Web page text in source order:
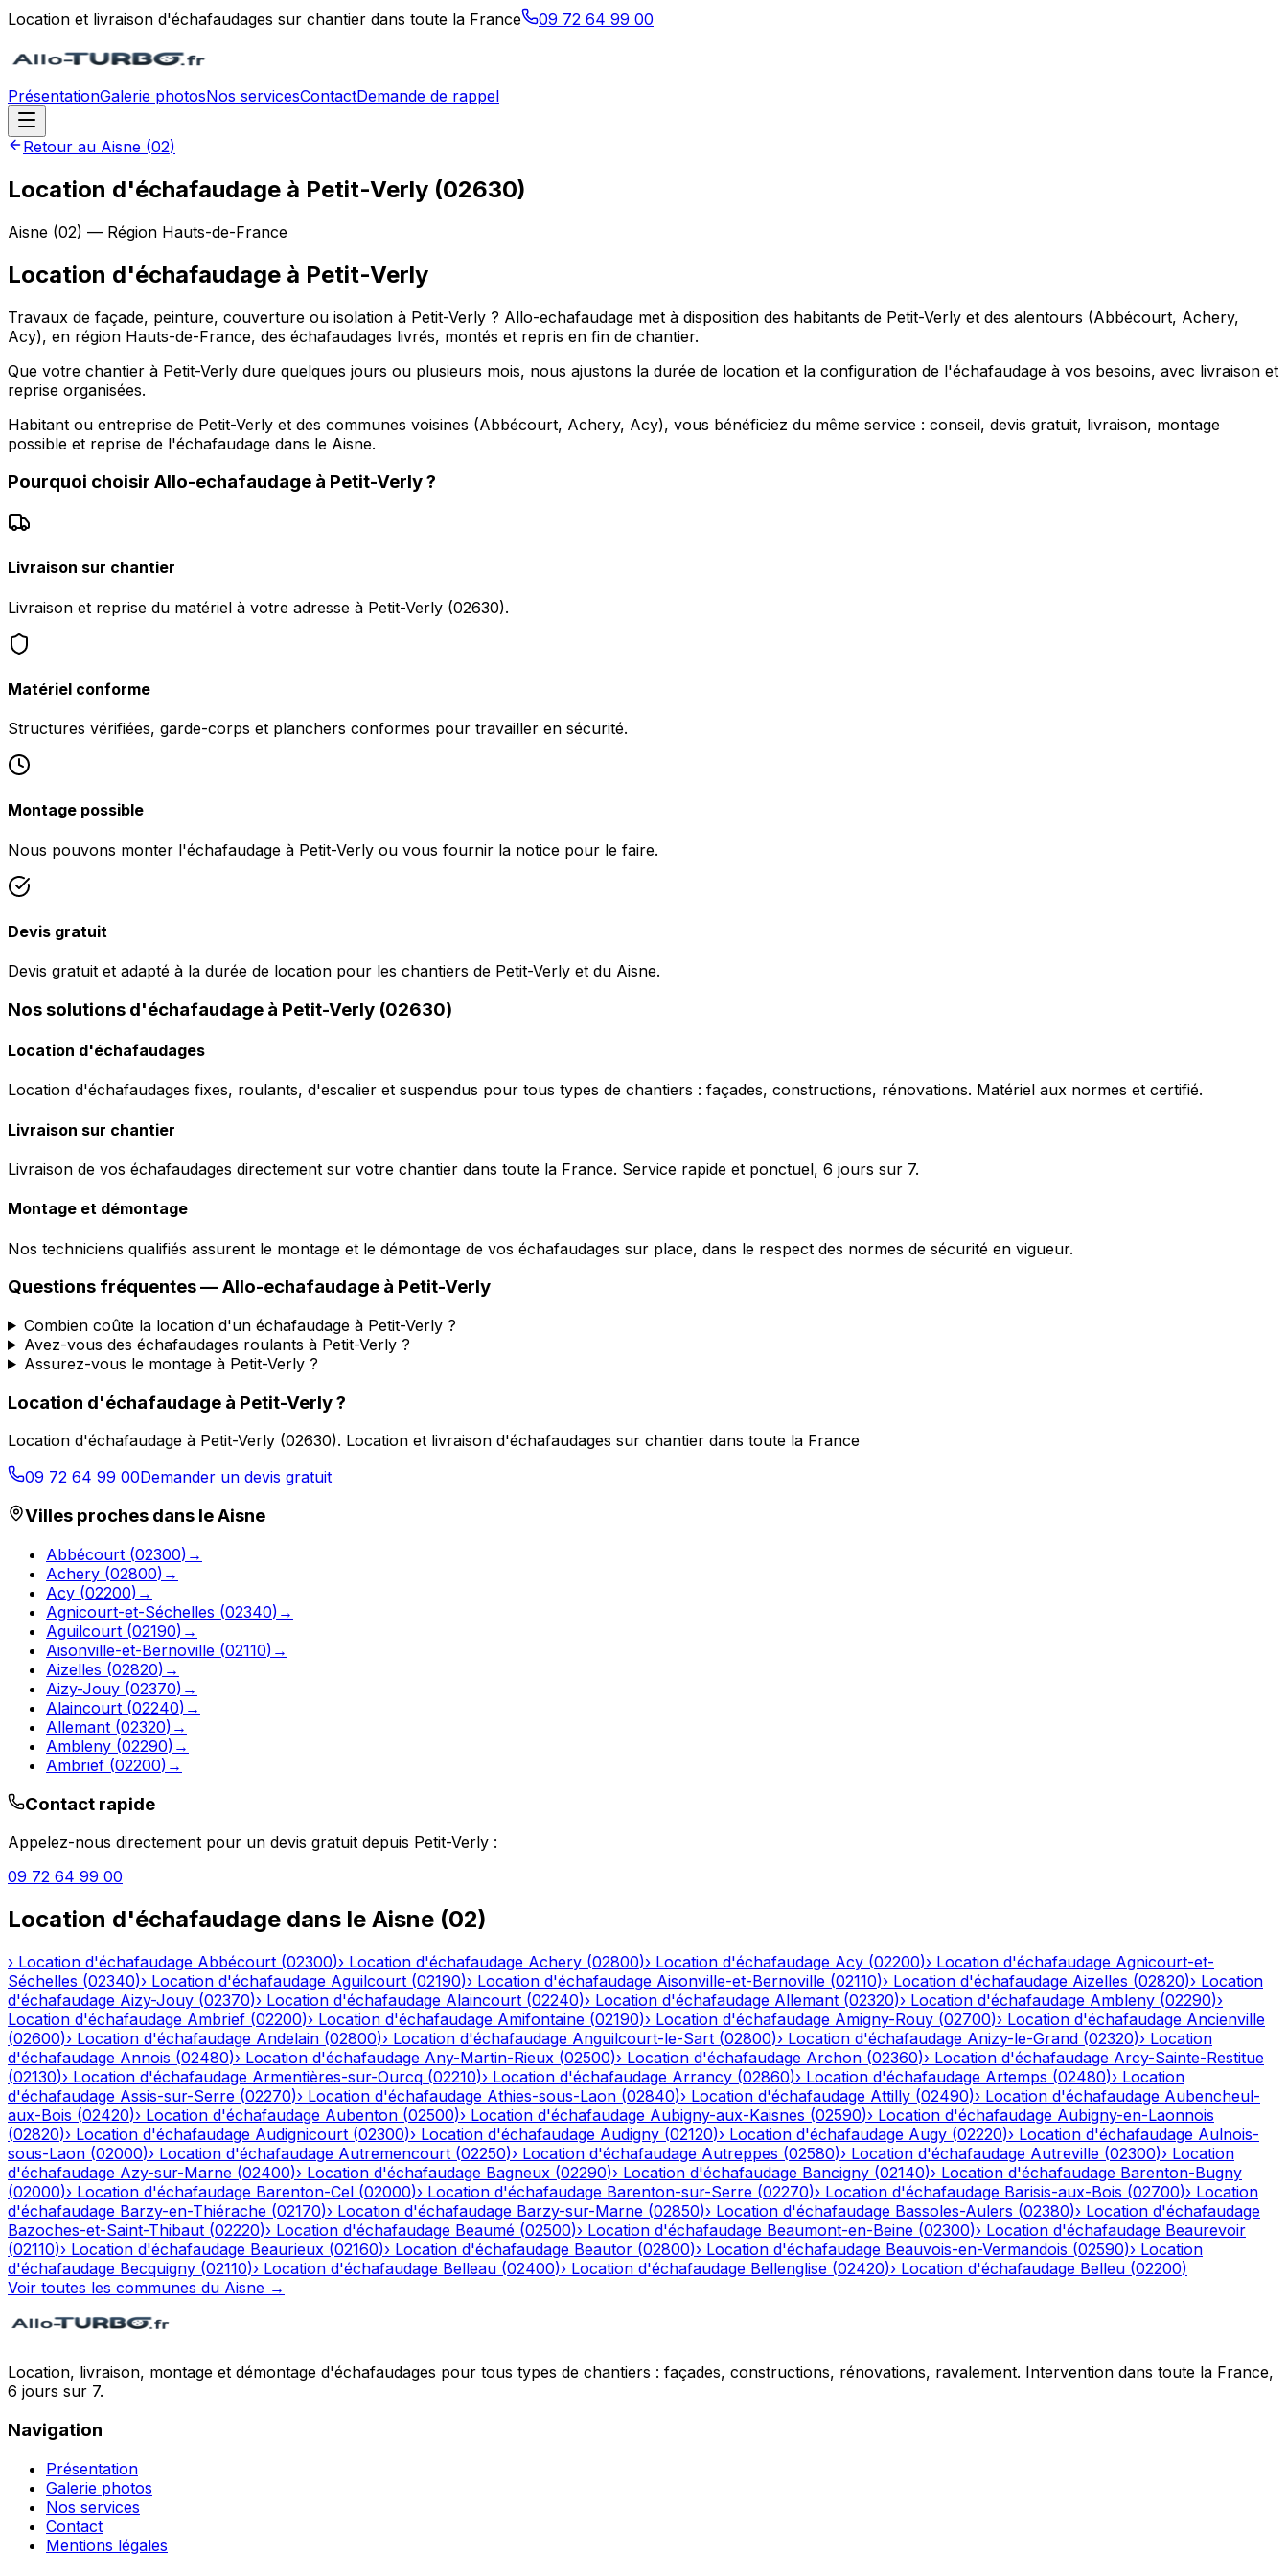
Location et livraison d'échafaudages sur chantier dans toute la France 09 72 64 99 00
PrésentationGalerie photosNos servicesContactDemande de rappel
Retour au Aisne (02)
Location d'échafaudage à Petit-Verly (02630)
Aisne (02) — Région Hauts-de-France
Location d'échafaudage à Petit-Verly
Travaux de façade, peinture, couverture ou isolation à Petit-Verly ? Allo-echafaudage met à disposition des habitants de Petit-Verly et des alentours (Abbécourt, Achery,
Acy), en région Hauts-de-France, des échafaudages livrés, montés et repris en fin de chantier.
Que votre chantier à Petit-Verly dure quelques jours ou plusieurs mois, nous ajustons la durée de location et la configuration de l'échafaudage à vos besoins, avec livraison et
reprise organisées.
Habitant ou entreprise de Petit-Verly et des communes voisines (Abbécourt, Achery, Acy), vous bénéficiez du même service : conseil, devis gratuit, livraison, montage
possible et reprise de l'échafaudage dans le Aisne.
Pourquoi choisir Allo-echafaudage à Petit-Verly?
Livraison sur chantier
Livraison et reprise du matériel à votre adresse à Petit-Verly (02630).
Matériel conforme
Structures vérifiées, garde-corps et planchers conformes pour travailler en sécurité.
Montage possible
Nous pouvons monter l'échafaudage à Petit-Verly ou vous fournir la notice pour le faire.
Devis gratuit
Devis gratuit et adapté à la durée de location pour les chantiers de Petit-Verly et du Aisne.
Nos solutions d'échafaudage à Petit-Verly (02630)
Location d'échafaudages
Location d'échafaudages fixes, roulants, d'escalier et suspendus pour tous types de chantiers : façades, constructions, rénovations. Matériel aux normes et certifié.
Livraison sur chantier
Livraison de vos échafaudages directement sur votre chantier dans toute la France. Service rapide et ponctuel, 6 jours sur 7.
Montage et démontage
Nos techniciens qualifiés assurent le montage et le démontage de vos échafaudages sur place, dans le respect des normes de sécurité en vigueur.
Questions fréquentes —Allo-echafaudage à Petit-Verly
Combien coûte la location d'un échafaudage à Petit-Verly ?
Avez-vous des échafaudages roulants à Petit-Verly ?
Assurez-vous le montage à Petit-Verly ?
Location d'échafaudage à Petit-Verly?
Location d'échafaudage à Petit-Verly (02630). Location et livraison d'échafaudages sur chantier dans toute la France
09 72 64 99 00Demander un devis gratuit
Villes proches dans leAisne
Abbécourt (02300) →
Achery (02800) →
Acy (02200) →
Agnicourt-et-Séchelles (02340) →
Aguilcourt (02190) →
Aisonville-et-Bernoville (02110) →
Aizelles (02820) →
Aizy-Jouy (02370) →
Alaincourt (02240) →
Allemant (02320) →
Ambleny (02290) →
Ambrief (02200) →
Contact rapide
Appelez-nous directement pour un devis gratuit depuis Petit-Verly :
09 72 64 99 00
Location d'échafaudage dans le Aisne (02)
› Location d'échafaudage Abbécourt (02300)› Location d'échafaudage Achery (02800)› Location d'échafaudage Acy (02200)› Location d'échafaudage Agnicourt-et-
Séchelles (02340)› Location d'échafaudage Aguilcourt (02190)› Location d'échafaudage Aisonville-et-Bernoville (02110)› Location d'échafaudage Aizelles (02820)› Location
d'échafaudage Aizy-Jouy (02370)› Location d'échafaudage Alaincourt (02240)› Location d'échafaudage Allemant (02320)› Location d'échafaudage Ambleny (02290)›
Location d'échafaudage Ambrief (02200)› Location d'échafaudage Amifontaine (02190)› Location d'échafaudage Amigny-Rouy (02700)› Location d'échafaudage Ancienville
(02600)› Location d'échafaudage Andelain (02800)› Location d'échafaudage Anguilcourt-le-Sart (02800)› Location d'échafaudage Anizy-le-Grand (02320)› Location
d'échafaudage Annois (02480)› Location d'échafaudage Any-Martin-Rieux (02500)› Location d'échafaudage Archon (02360)› Location d'échafaudage Arcy-Sainte-Restitue
(02130)› Location d'échafaudage Armentières-sur-Ourcq (02210)› Location d'échafaudage Arrancy (02860)› Location d'échafaudage Artemps (02480)› Location
d'échafaudage Assis-sur-Serre (02270)› Location d'échafaudage Athies-sous-Laon (02840)› Location d'échafaudage Attilly (02490)› Location d'échafaudage Aubencheul-
aux-Bois (02420)› Location d'échafaudage Aubenton (02500)› Location d'échafaudage Aubigny-aux-Kaisnes (02590)› Location d'échafaudage Aubigny-en-Laonnois
(02820)› Location d'échafaudage Audignicourt (02300)› Location d'échafaudage Audigny (02120)› Location d'échafaudage Augy (02220)› Location d'échafaudage Aulnois-
sous-Laon (02000)› Location d'échafaudage Autremencourt (02250)› Location d'échafaudage Autreppes (02580)› Location d'échafaudage Autreville (02300)› Location
d'échafaudage Azy-sur-Marne (02400)› Location d'échafaudage Bagneux (02290)› Location d'échafaudage Bancigny (02140)› Location d'échafaudage Barenton-Bugny
(02000)› Location d'échafaudage Barenton-Cel (02000)› Location d'échafaudage Barenton-sur-Serre (02270)› Location d'échafaudage Barisis-aux-Bois (02700)› Location
d'échafaudage Barzy-en-Thiérache (02170)› Location d'échafaudage Barzy-sur-Marne (02850)› Location d'échafaudage Bassoles-Aulers (02380)› Location d'échafaudage
Bazoches-et-Saint-Thibaut (02220)› Location d'échafaudage Beaumé (02500)› Location d'échafaudage Beaumont-en-Beine (02300)› Location d'échafaudage Beaurevoir
(02110)› Location d'échafaudage Beaurieux (02160)› Location d'échafaudage Beautor (02800)› Location d'échafaudage Beauvois-en-Vermandois (02590)› Location
d'échafaudage Becquigny (02110)› Location d'échafaudage Belleau (02400)› Location d'échafaudage Bellenglise (02420)› Location d'échafaudage Belleu (02200)
Voir toutes les communes du Aisne →
Location, livraison, montage et démontage d'échafaudages pour tous types de chantiers : façades, constructions, rénovations, ravalement. Intervention dans toute la France,
6 jours sur 7.
Navigation
Présentation
Galerie photos
Nos services
Contact
Mentions légales